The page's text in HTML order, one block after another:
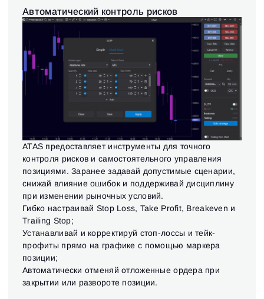
Автоматический контроль рисков
ATAS предоставляет инструменты для точного
контроля рисков и самостоятельного управления
позициями. Заранее задавай допустимые сценарии,
снижай влияние ошибок и поддерживай дисциплину
при изменении рыночных условий.
Гибко настраивай Stop Loss, Take Profit, Breakeven и
Trailing Stop;
Устанавливай и корректируй стоп-лоссы и тейк-
профиты прямо на графике с помощью маркера
позиции;
Автоматически отменяй отложенные ордера при
закрытии или развороте позиции.